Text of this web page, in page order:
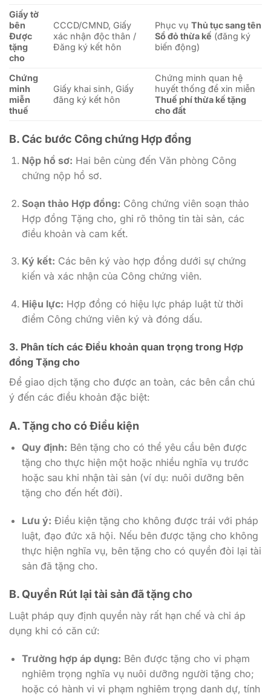
Giấy tờ
bên
Được
tặng
cho
CCCD/CMND, Giấy
xác nhận độc thân /
Đăng ký kết hôn
Phục vụThủ tục sang tên
Sổ đỏ thừa kế (đăng ký
biến động)
Chứng
minh
miễn
thuế
Giấy khai sinh, Giấy
đăng ký kết hôn
Chứng minh quan hệ
huyết thống để xin miễn
Thuế phí thừa kế tặng
cho đất
B. Các bước Công chứng Hợp đồng
Nộp hồ sơ: Hai bên cùng đến Văn phòng Công
chứng nộp hồ sơ.
Soạn thảo Hợp đồng: Công chứng viên soạn thảo
Hợp đồng Tặng cho, ghi rõ thông tin tài sản, các
điều khoản và cam kết.
Ký kết: Các bên ký vào hợp đồng dưới sự chứng
kiến và xác nhận của Công chứng viên.
Hiệu lực: Hợp đồng có hiệu lực pháp luật từ thời
điểm Công chứng viên ký và đóng dấu.
3. Phân tích các Điều khoản quan trọng trong Hợp
đồng Tặng cho
Để giao dịch tặng cho được an toàn, các bên cần chú
ý đến các điều khoản đặc biệt:
A. Tặng cho có Điều kiện
Quy định: Bên tặng cho có thể yêu cầu bên được
tặng cho thực hiện một hoặc nhiều nghĩa vụ trước
hoặc sau khi nhận tài sản (ví dụ: nuôi dưỡng bên
tặng cho đến hết đời).
Lưu ý: Điều kiện tặng cho không được trái với pháp
luật, đạo đức xã hội. Nếu bên được tặng cho không
thực hiện nghĩa vụ, bên tặng cho có quyền đòi lại tài
sản đã tặng cho.
B. Quyền Rút lại tài sản đã tặng cho
Luật pháp quy định quyền này rất hạn chế và chỉ áp
dụng khi có căn cứ:
Trường hợp áp dụng: Bên được tặng cho vi phạm
nghiêm trọng nghĩa vụ nuôi dưỡng người tặng cho;
hoặc có hành vi vi phạm nghiêm trọng danh dự, tính